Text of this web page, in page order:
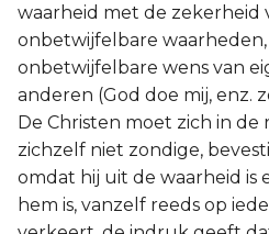
waarheid met de zekerheid
onbetwijfelbare
onbetwijfelbare wens van
anderen (God doe mij, enz.
De Christen moet zich in de
zichzelf niet zondige,
omdat hij uit de waarheid is
hem is, vanzelf reeds op